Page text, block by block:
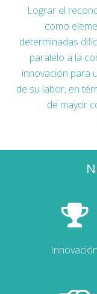
Lograr el
como
determinadas
paralelo a la
innovación para
de su labor, en
de mayor
Innovación